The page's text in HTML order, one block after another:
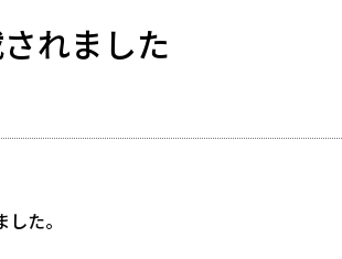
れました
た。